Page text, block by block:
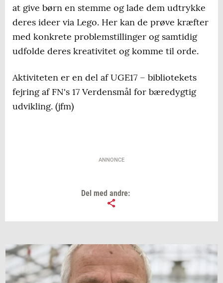
at give børn en stemme og lade dem udtrykke
deres ideer via Lego. Her kan de prøve kræfter
med konkrete problemstillinger og samtidig
udfolde deres kreativitet og komme til orde.
Aktiviteten er en del af UGE17 – bibliotekets
fejring af FN's 17 Verdensmål for bæredygtig
udvikling. (jfm)
ANNONCE
Del med andre: